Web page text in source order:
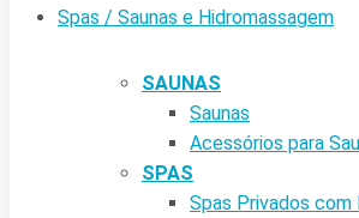
Spas / Saunas e Hidromassagem
SAUNAS
Saunas
Acessórios para
SPAS
Spas Privados com